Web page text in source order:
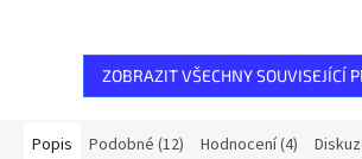
ZOBRAZIT VŠECHNY SOUVISEJÍCÍ
Popis Podobné (12) Hodnocení (4)